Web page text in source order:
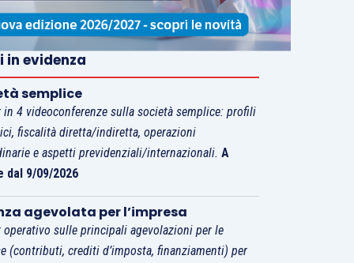
in evidenza
semplice
in 4 videoconferenze sulla società semplice: profili
fiscalità diretta/indiretta, operazioni
e aspetti previdenziali/internazionali.A
dal 9/09/2026
agevolata per l’impresa
operativo sulle principali agevolazioni per le
(contributi, crediti d’imposta, finanziamenti) per